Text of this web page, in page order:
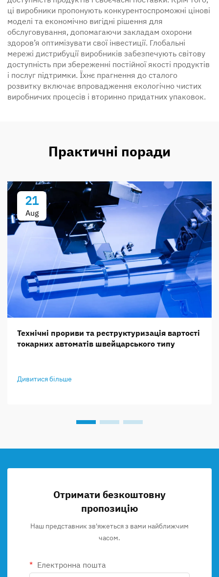
ці виробники пропонують конкурентоспроможні цінові
моделі та економічно вигідні рішення для
обслуговування, допомагаючи закладам охорони
здоров’я оптимізувати свої інвестиції. Глобальні
мережі дистрибуції виробників забезпечують світову
доступність при збереженні постійної якості продуктів
і послуг підтримки. Їхнє прагнення до сталого
розвитку включає впровадження екологічно чистих
виробничих процесів і вторинно придатних упаковок.
Практичні поради
21
Aug
Технічні прориви та реструктуризація вартості
токарних автоматів швейцарського типу
Дивитися більше
Отримати безкоштовну
пропозицію
Наш представник зв'яжеться з вами найближчим
часом.
Електронна пошта